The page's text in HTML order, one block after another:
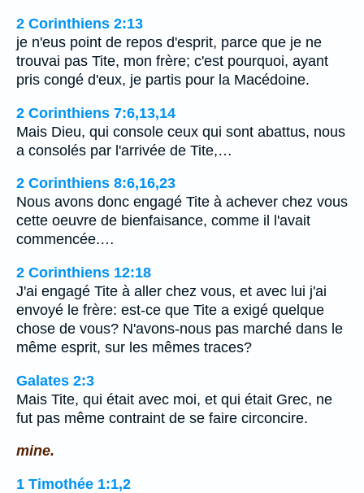
2 Corinthiens 2:13
je n'eus point de repos d'esprit, parce que je ne
trouvai pas Tite, mon frère; c'est pourquoi, ayant
pris congé d'eux, je partis pour la Macédoine.
2 Corinthiens 7:6,13,14
Mais Dieu, qui console ceux qui sont abattus, nous
a consolés par l'arrivée de Tite,…
2 Corinthiens 8:6,16,23
Nous avons donc engagé Tite à achever chez vous
cette oeuvre de bienfaisance, comme il l'avait
commencée.…
2 Corinthiens 12:18
J'ai engagé Tite à aller chez vous, et avec lui j'ai
envoyé le frère: est-ce que Tite a exigé quelque
chose de vous? N'avons-nous pas marché dans le
même esprit, sur les mêmes traces?
Galates 2:3
Mais Tite, qui était avec moi, et qui était Grec, ne
fut pas même contraint de se faire circoncire.
mine.
1 Timothée 1:1,2